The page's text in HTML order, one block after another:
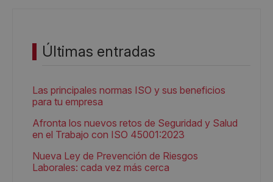
Últimas entradas
Las principales normas ISO y sus beneficios
para tu empresa
Afronta los nuevos retos de Seguridad y Salud
en el Trabajo con ISO 45001:2023
Nueva Ley de Prevención de Riesgos
Laborales: cada vez más cerca